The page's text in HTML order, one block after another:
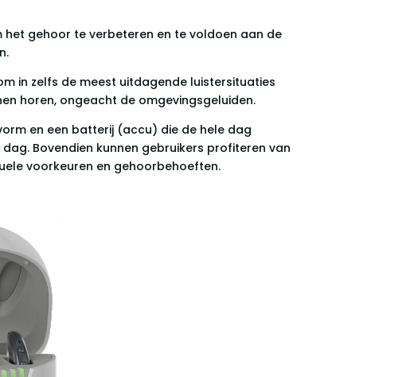
gehoor te verbeteren en te voldoen aan de
in zelfs de meest uitdagende luistersituaties
horen, ongeacht de omgevingsgeluiden.
en een batterij (accu) die de hele dag
Bovendien kunnen gebruikers profiteren van
voorkeuren en gehoorbehoeften.